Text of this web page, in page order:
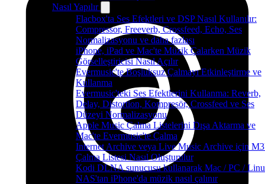
Nasıl Yapılır
Flacbox'ta Ses Efektleri ve DSP Nasıl Kullanılır:
Compressor, Freeverb, Crossfeed, Echo, Ses
Normalizasyonu ve daha fazlası
iPhone, iPad ve Mac'te Müzik Çalarken Müzik
Görselleştiricisi Nasıl Açılır
Evermusic'te Boşluksuz Çalmayı Etkinleştirme ve
Kullanma
Evermusic'teki Ses Efektlerini Kullanma: Reverb,
Delay, Distortion, Kompresör, Crossfeed ve Ses
Düzeyi Normalizasyonu
Apple Music Çalma Listelerini Dışa Aktarma ve
Mac'te Evermusic'te Çalma
Internet Archive veya Live Music Archive için
Çalma Listesi Nasıl Oluşturulur
Kodi DLNA sunucusu kullanarak Mac / PC /
NAS'tan iPhone'da müzik nasıl çalınır